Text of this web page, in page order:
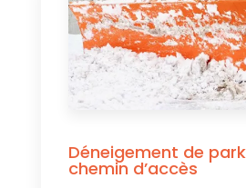
Déneigement de
chemin d’accès